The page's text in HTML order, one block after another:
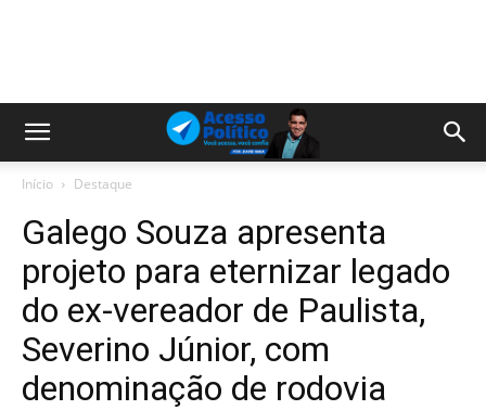
Início Destaque
Galego Souza apresenta
projeto para eternizar legado
do ex-vereador de Paulista,
Severino Júnior, com
denominação de rodovia